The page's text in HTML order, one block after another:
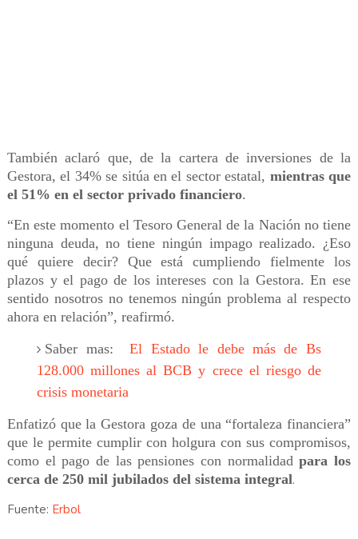
También aclaró que, de la cartera de inversiones de la
Gestora, el 34% se sitúa en el sector estatal, mientras que
el 51% en el sector privado financiero.
“En este momento el Tesoro General de la Nación no tiene
ninguna deuda, no tiene ningún impago realizado. ¿Eso
qué quiere decir? Que está cumpliendo fielmente los
plazos y el pago de los intereses con la Gestora. En ese
sentido nosotros no tenemos ningún problema al respecto
ahora en relación”, reafirmó.
Saber mas:
El Estado le debe más de Bs
128.000 millones al BCB y crece el riesgo de
crisis monetaria
Enfatizó que la Gestora goza de una “fortaleza financiera”
que le permite cumplir con holgura con sus compromisos,
como el pago de las pensiones con normalidadpara los
cerca de 250 mil jubilados del sistema integral.
Fuente: Erbol